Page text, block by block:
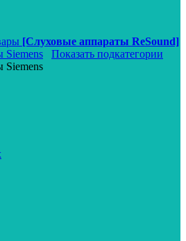
[Слуховые аппараты ReSound]
Siemens
Показать подкатегории
Siemens